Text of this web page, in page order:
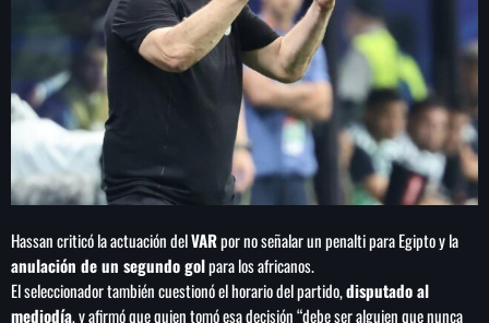
Murió Jorge Messi, padre de Lionel, a los 68
años
Hassan criticó la actuación delVARpor no señalar un penalti para Egipto y la
anulación de un segundo golpara los africanos.
El seleccionador también cuestionó el horario del partido,disputado al
mediodía, y afirmó que quien tomó esa decisión “debe ser alguien que nunca